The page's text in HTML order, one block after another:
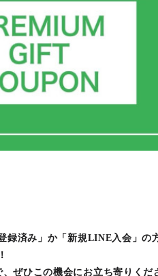
済み」か「新規LINE入会」の
ぜひこの機会にお立ち寄りく